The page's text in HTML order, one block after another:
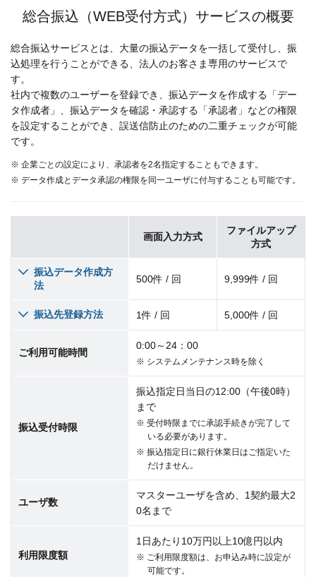
総合振込（WEB受付方式）サービスの概要
総合振込サービスとは、大量の振込データを一括して受付し、振
込処理を行うことができる、法人のお客さま専用のサービスで
す。
社内で複数のユーザーを登録でき、振込データを作成する「デー
タ作成者」、振込データを確認・承認する「承認者」などの権限
を設定することができ、誤送信防止のための二重チェックが可能
です。
※ 企業ごとの設定により、承認者を2名指定することもできます。
※ データ作成とデータ承認の権限を同一ユーザに付与することも可能です。
画面入力方式
ファイルアップ
方式
振込データ作成方
法
500件 / 回 9,999件 / 回
振込先登録方法 1件 / 回 5,000件 / 回
ご利用可能時間
0:00～24：00
※ システムメンテナンス時を除く
振込受付時限
振込指定日当日の12:00（午後0時）
まで
※ 受付時限までに承認手続きが完了して
いる必要があります。
※ 振込指定日に銀行休業日はご指定いた
だけません。
ユーザ数
マスターユーザを含め、1契約最大2
0名まで
利用限度額
1日あたり10万円以上10億円以内
※ ご利用限度額は、お申込み時に設定が
可能です。